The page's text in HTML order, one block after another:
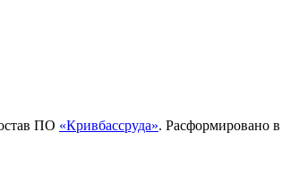
ПО «Кривбассруда». Расформировано в